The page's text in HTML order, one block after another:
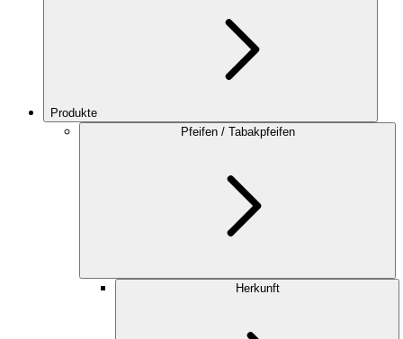
Produkte
Pfeifen / Tabakpfeifen
Herkunft